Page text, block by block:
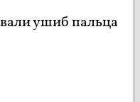
ушиб пальца